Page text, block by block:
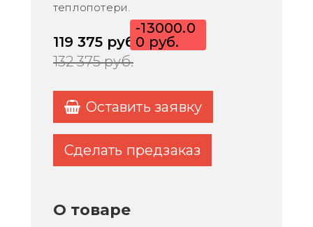
теплопотери.
119 375 руб.
132 375руб.
-13000.0
0 руб.
Оставить заявку
Сделать предзаказ
О товаре